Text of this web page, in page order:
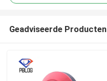
Geadviseerde Producten